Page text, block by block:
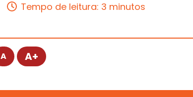
Tempo de leitura: 3 minutos
A A+